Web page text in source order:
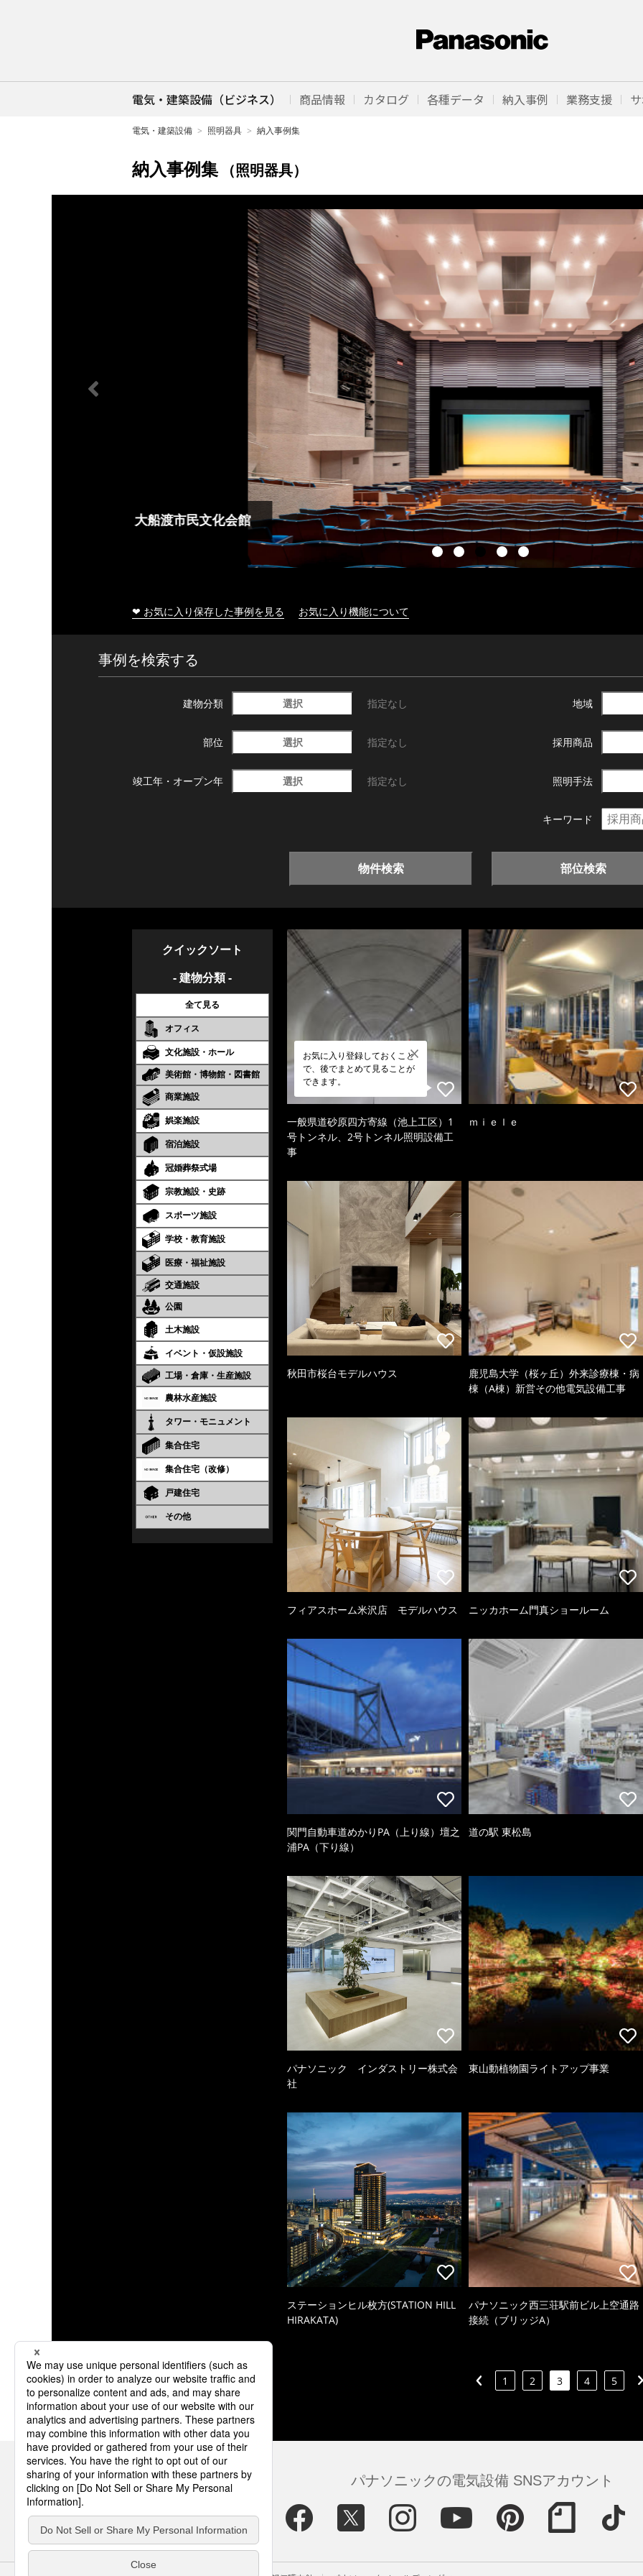
電気・建築設備（ビジネス） 商品情報 カタログ 各種データ 納入事例 業務支援
電気・建築設備 照明器具 納入事例集
納入事例集 （照明器具）
大船渡市民文化会館
❤ お気に入り保存した事例を見る お気に入り機能について
事例を検索する
建物分類 選択 指定なし 地域
部位 選択 指定なし 採用商品
竣工年・ オープン年 選択 指定なし 照明手法
キーワード
物件検索 部位検索
クイックソート
- 建物分類 -
全て見る
オフィス
文化施設・ホール
美術館・博物館・図書館
商業施設
娯楽施設
宿泊施設
冠婚葬祭式場
宗教施設・史跡
スポーツ施設
学校・教育施設
医療・福祉施設
交通施設
公園
土木施設
イベント・仮設施設
工場・倉庫・生産施設
農林水産施設
タワー・モニュメント
集合住宅
集合住宅（改修）
戸建住宅
その他
お気に入り登録しておくこと
で、後でまとめて見ることが
できます。
一般県道砂原四方寄線（池上工区）1
号トンネル、2号トンネル照明設備工
事
ｍｉｅｌｅ
秋田市桜台モデルハウス
鹿児島大学（桜ヶ丘）外来診療棟・病
棟（A棟）新営その他電気設備工事
フィアスホーム米沢店 モデルハウス ニッカホーム門真ショールーム
関門自動車道めかりPA（上り線）壇之
浦PA（下り線）
道の駅 東松島
パナソニック インダストリー株式会
社
東山動植物園ライトアップ事業
ステーションヒル枚方(STATION HILL
HIRAKATA)
パナソニック西三荘駅前ビル上空通路
接続（ブリッジA）
1 2 3 4 5
パナソニックの電気設備 SNSアカウント